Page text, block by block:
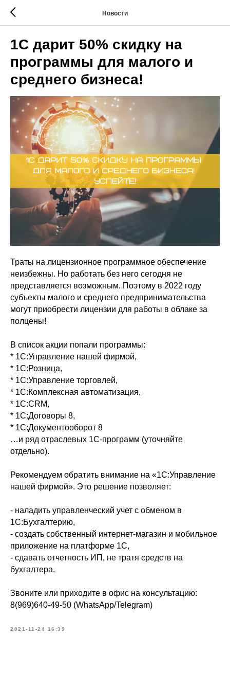
Новости
1С дарит 50% скидку на
программы для малого и
среднего бизнеса!
Траты на лицензионное программное обеспечение
неизбежны. Но работать без него сегодня не
представляется возможным. Поэтому в 2022 году
субъекты малого и среднего предпринимательства
могут приобрести лицензии для работы в облаке за
полцены!
В список акции попали программы:
* 1С:Управление нашей фирмой,
* 1С:Розница,
* 1C:Управление торговлей,
* 1C:Комплексная автоматизация,
* 1C:CRM,
* 1С:Договоры 8,
* 1С:Документооборот 8
…и ряд отраслевых 1С-программ (уточняйте
отдельно).
Рекомендуем обратить внимание на «1С:Управление
нашей фирмой». Это решение позволяет:
- наладить управленческий учет с обменом в
1С:Бухгалтерию,
- создать собственный интернет-магазин и мобильное
приложение на платформе 1С,
- сдавать отчетность ИП, не тратя средств на
бухгалтера.
Звоните или приходите в офис на консультацию:
8(969)640-49-50 (WhatsApp/Telegram)
2021-11-24 16:39